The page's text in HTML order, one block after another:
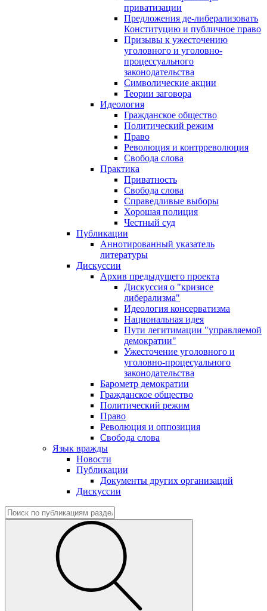
приватизации
Предложения де-либерализовать
Конституцию и публичное право
Призывы к ужесточению
уголовного и уголовно-
процессуального
законодательства
Символические акции
Теории заговора
Идеология
Гражданское общество
Политический режим
Право
Революция и контрреволюция
Свобода слова
Практика
Приватность
Свобода слова
Справедливые выборы
Хорошая полиция
Честный суд
Публикации
Аннотированный указатель
литературы
Дискуссии
Архив предыдущего проекта
Дискуссия о "кризисе
либерализма"
Идеология консерватизма
Национальная идея
Пути легитимации "управляемой
демократии"
Ужесточение уголовного и
уголовно-процесуального
законодательства
Барометр демократии
Гражданское общество
Политический режим
Право
Революция и оппозиция
Свобода слова
Язык вражды
Новости
Публикации
Документы других организаций
Дискуссии